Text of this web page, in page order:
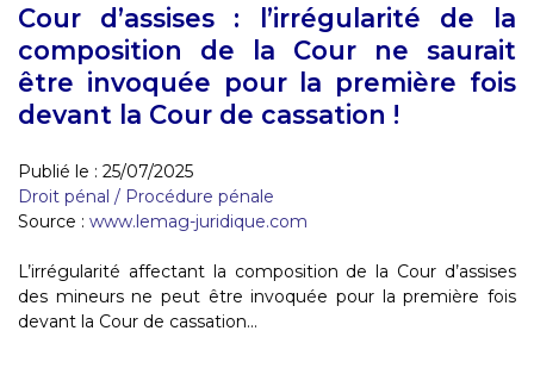
Cour d’assises : l’irrégularité de la
composition de la Cour ne saurait
être invoquée pour la première fois
devant la Cour de cassation !
Publié le : 25/07/2025
Droit pénal / Procédure pénale
Source : www.lemag-juridique.com
L’irrégularité affectant la composition de la Cour d’assises
des mineurs ne peut être invoquée pour la première fois
devant la Cour de cassation...